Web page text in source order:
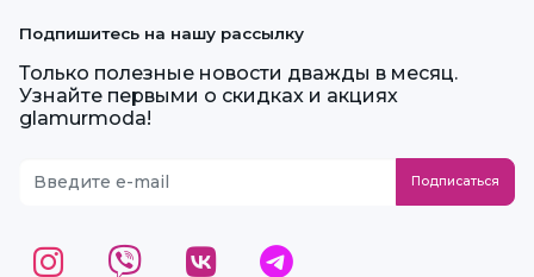
Подпишитесь на нашу рассылку
Только полезные новости дважды в месяц.
Узнайте первыми о скидках и акциях
glamurmoda!